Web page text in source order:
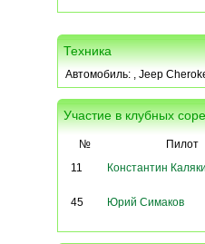
Техника
Автомобиль: , Jeep
Участие в клубных
№ Пилот
11
Константин
45 Юрий Симаков